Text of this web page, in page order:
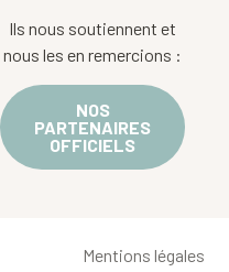
Ils nous soutiennent et
nous les en remercions :
NOS
PARTENAIRES
OFFICIELS
Mentions légales